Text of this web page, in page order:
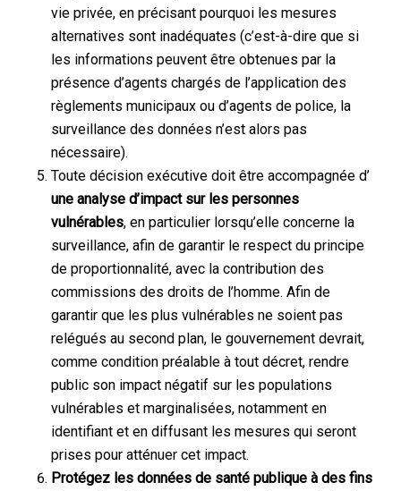
vie privée, en précisant pourquoi les mesures
alternatives sont inadéquates (c’est-à-dire que si
les informations peuvent être obtenues par la
présence d’agents chargés de l’application des
règlements municipaux ou d’agents de police, la
surveillance des données n’est alors pas
nécessaire).
Toute décision exécutive doit être accompagnée d’
une analyse d’impact sur les personnes
vulnérables, en particulier lorsqu’elle concerne la
surveillance, afin de garantir le respect du principe
de proportionnalité, avec la contribution des
commissions des droits de l’homme. Afin de
garantir que les plus vulnérables ne soient pas
relégués au second plan, le gouvernement devrait,
comme condition préalable à tout décret, rendre
public son impact négatif sur les populations
vulnérables et marginalisées, notamment en
identifiant et en diffusant les mesures qui seront
prises pour atténuer cet impact.
Protégez les données de santé publique à des fins